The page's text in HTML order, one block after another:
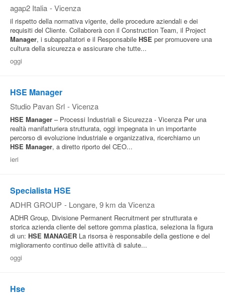
agap2 Italia - Vicenza
il rispetto della normativa vigente, delle procedure aziendali e dei
requisiti del Cliente. Collaborerà con il Construction Team, il Project
Manager, i subappaltatori e il Responsabile HSE per promuovere una
cultura della sicurezza e assicurare che tutte...
oggi
HSE Manager
Studio Pavan Srl - Vicenza
HSE Manager – Processi Industriali e Sicurezza - Vicenza Per una
realtà manifatturiera strutturata, oggi impegnata in un importante
percorso di evoluzione industriale e organizzativa, ricerchiamo un
HSE Manager, a diretto riporto del CEO...
ieri
Specialista HSE
ADHR GROUP - Longare, 9 km da Vicenza
ADHR Group, Divisione Permanent Recruitment per strutturata e
storica azienda cliente del settore gomma plastica, seleziona la figura
di un: HSE MANAGER La risorsa è responsabile della gestione e del
miglioramento continuo delle attività di salute...
oggi
Hse